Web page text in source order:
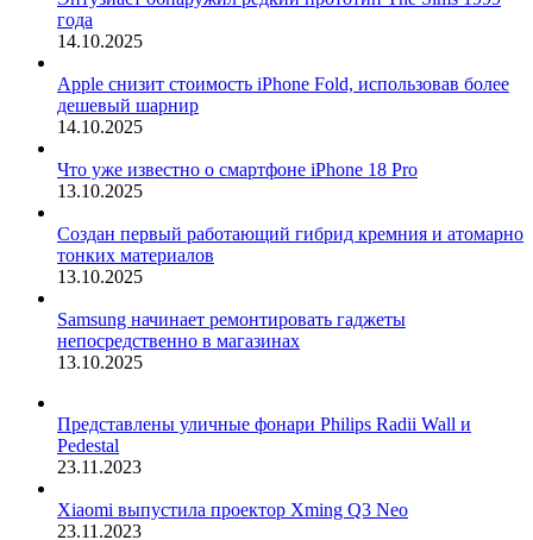
года
14.10.2025
Apple снизит стоимость iPhone Fold, использовав более
дешевый шарнир
14.10.2025
Что уже известно о смартфоне iPhone 18 Pro
13.10.2025
Создан первый работающий гибрид кремния и атомарно
тонких материалов
13.10.2025
Samsung начинает ремонтировать гаджеты
непосредственно в магазинах
13.10.2025
Представлены уличные фонари Philips Radii Wall и
Pedestal
23.11.2023
Xiaomi выпустила проектор Xming Q3 Neo
23.11.2023